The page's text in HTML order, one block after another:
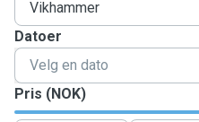
Datoer
Pris (NOK)